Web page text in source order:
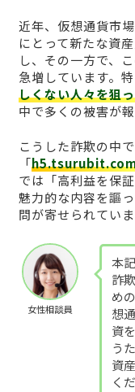
近年、仮想通貨市
にとって新たな資
し、その一方で、
急増しています。特
しくない人々を狙
中で多くの被害が
こうした詐欺の中
「
では「高利益を保
魅力的な内容を謳
問が寄せられていま
女性相談員
本
詐
め
想
資
う
資
く